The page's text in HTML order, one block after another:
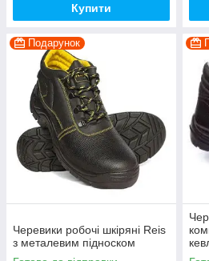
Купити
Подарунок
Черевики робочі шкіряні Reis
з металевим підноском